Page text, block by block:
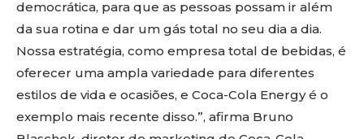
democrática, para que as pessoas possam ir além
da sua rotina e dar um gás total no seu dia a dia.
Nossa estratégia, como empresa total de bebidas, é
oferecer uma ampla variedade para diferentes
estilos de vida e ocasiões, e Coca-Cola Energy é o
exemplo mais recente disso.”, afirma Bruno